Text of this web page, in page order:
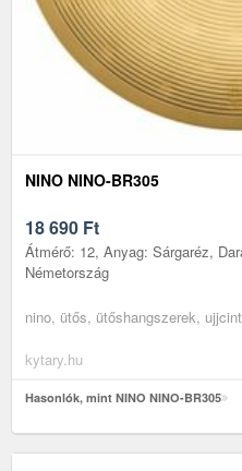
NINO NINO-BR305
18 690 Ft
Átmérő: 12, Anyag: Sárgaréz,
Németország
nino, ütős, ütőshangszerek,
kytary.hu
Hasonlók, mint NINO NINO-BR305